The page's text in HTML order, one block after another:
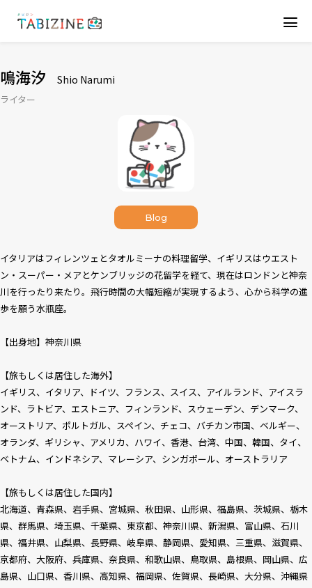
Blog
鳴海汐 Shio Narumi
ライター
イタリアはフィレンツェとタオルミーナの料理留学、イギリスはウエスト
ン・スーパー・メアとケンブリッジの花留学を経て、現在はロンドンと神奈
川を行ったり来たり。飛行時間の大幅短縮が実現するよう、心から科学の進
歩を願う水瓶座。
【出身地】神奈川県
【旅もしくは居住した海外】
イギリス、イタリア、ドイツ、フランス、スイス、アイルランド、アイスラ
ンド、ラトビア、エストニア、フィンランド、スウェーデン、デンマーク、
オーストリア、ポルトガル、スペイン、チェコ、バチカン市国、ベルギー、
オランダ、ギリシャ、アメリカ、ハワイ、香港、台湾、中国、韓国、タイ、
ベトナム、インドネシア、マレーシア、シンガポール、オーストラリア
【旅もしくは居住した国内】
北海道、青森県、岩手県、宮城県、秋田県、山形県、福島県、茨城県、栃木
県、群馬県、埼玉県、千葉県、東京都、神奈川県、新潟県、富山県、石川
県、福井県、山梨県、長野県、岐阜県、静岡県、愛知県、三重県、滋賀県、
京都府、大阪府、兵庫県、奈良県、和歌山県、鳥取県、島根県、岡山県、広
島県、山口県、香川県、高知県、福岡県、佐賀県、長崎県、大分県、沖縄県